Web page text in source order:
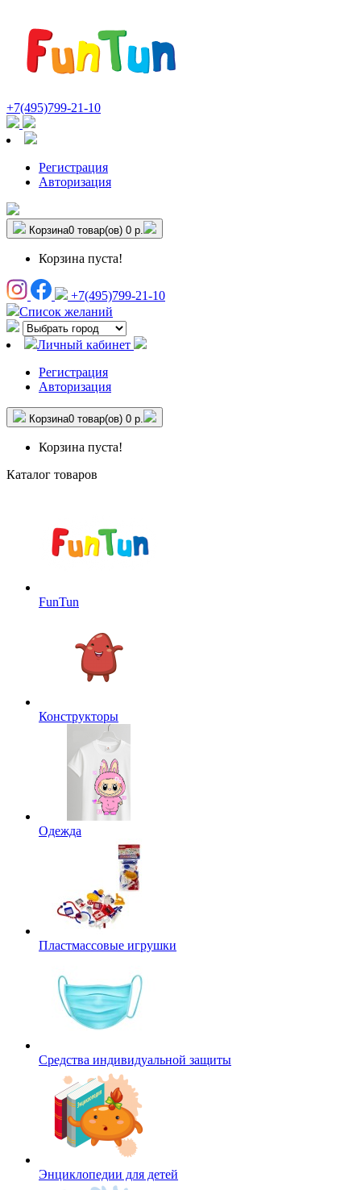
+7(495)799-21-10
Регистрация
Авторизация
Корзина0 товар(ов) 0 р.
Корзина пуста!
+7(495)799-21-10
Список желаний
Личный кабинет
Регистрация
Авторизация
Корзина0 товар(ов) 0 р.
Корзина пуста!
Каталог товаров
FunTun
Конструкторы
Одежда
Пластмассовые игрушки
Средства индивидуальной защиты
Энциклопедии для детей